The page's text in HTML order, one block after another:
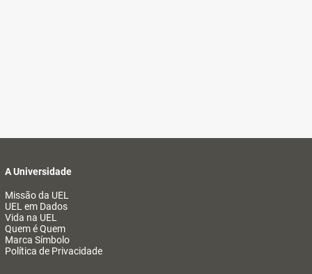
A Universidade
Missão da UEL
UEL em Dados
Vida na UEL
Quem é Quem
Marca Símbolo
Política de Privacidade